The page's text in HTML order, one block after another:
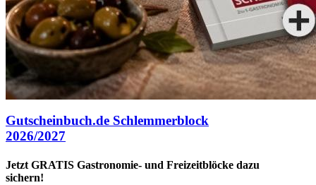
Gutscheinbuch.de Schlemmerblock
2026/2027
Jetzt GRATIS Gastronomie- und Freizeitblöcke dazu
sichern!